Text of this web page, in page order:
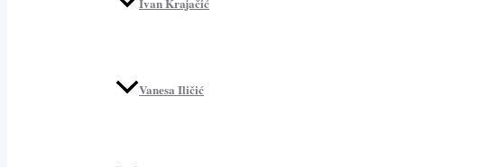
Vanesa Iličić